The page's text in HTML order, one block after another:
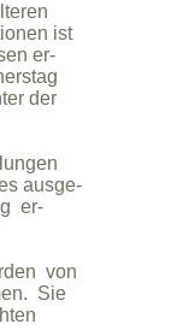
ist
er-
der
ausge-
er-
von
Sie